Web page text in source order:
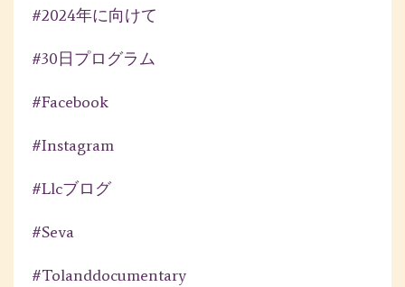
#2024年に向けて
#30日プログラム
#facebook
#instagram
#llcブログ
#seva
#tolanddocumentary